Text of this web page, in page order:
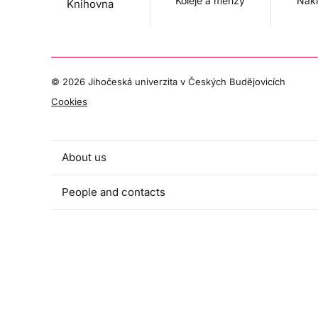
Knihovna
© 2026 Jihočeská univerzita v Českých Budějovicích
Cookies
About us
People and contacts